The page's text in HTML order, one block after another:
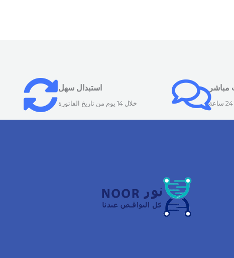
مباشر استبدال سهل
خلال 14 يوم من تاريخ الفاتورة